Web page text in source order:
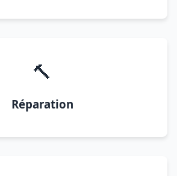
🔨
Réparation